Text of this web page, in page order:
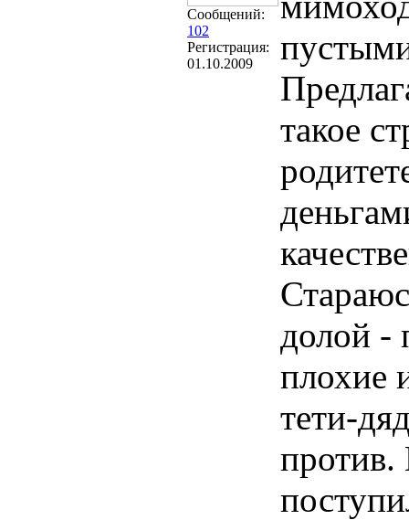
Сообщений:
102
Регистрация:
01.10.2009
такое
долой -
плохие
тети-
против.